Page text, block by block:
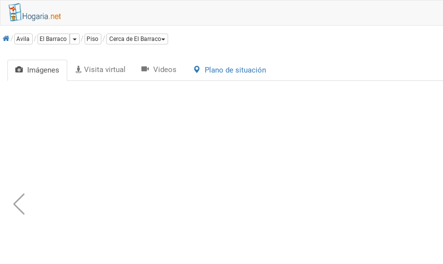
InicioAvila El Barraco Dropdown
Piso Cerca de El Barraco
Imágenes Visita virtual Videos Plano de situación